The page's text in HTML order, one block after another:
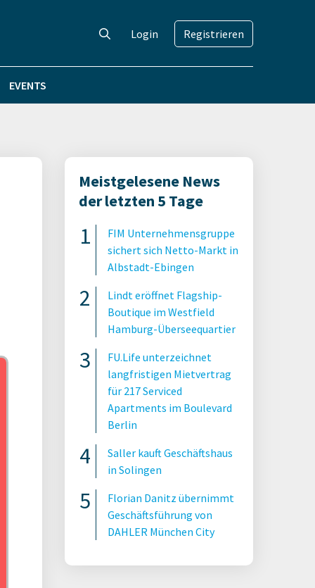
Login Registrieren
EVENTS
Meistgelesene News
der letzten 5 Tage
FIM Unternehmensgruppe
sichert sich Netto-Markt in
Albstadt-Ebingen
Lindt eröffnet Flagship-
Boutique im Westfield
Hamburg-Überseequartier
FU.Life unterzeichnet
langfristigen Mietvertrag
für 217 Serviced
Apartments im Boulevard
Berlin
Saller kauft Geschäftshaus
in Solingen
Florian Danitz übernimmt
Geschäftsführung von
DAHLER München City